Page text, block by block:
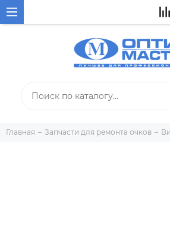
Главная Запчасти для ремонта очков